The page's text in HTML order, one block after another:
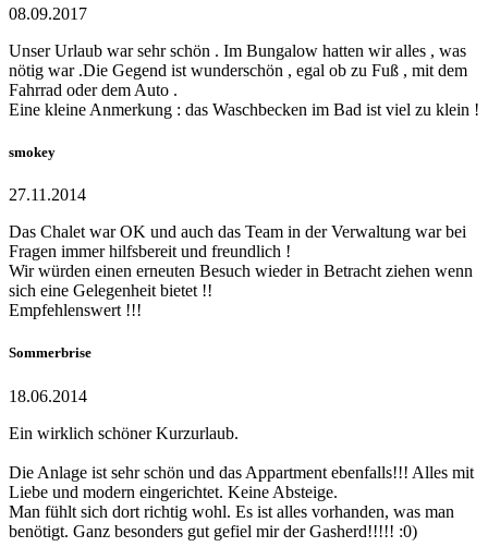
08.09.2017
Unser Urlaub war sehr schön . Im Bungalow hatten wir alles , was
nötig war .Die Gegend ist wunderschön , egal ob zu Fuß , mit dem
Fahrrad oder dem Auto .
Eine kleine Anmerkung : das Waschbecken im Bad ist viel zu klein !
smokey
27.11.2014
Das Chalet war OK und auch das Team in der Verwaltung war bei
Fragen immer hilfsbereit und freundlich !
Wir würden einen erneuten Besuch wieder in Betracht ziehen wenn
sich eine Gelegenheit bietet !!
Empfehlenswert !!!
Sommerbrise
18.06.2014
Ein wirklich schöner Kurzurlaub.
Die Anlage ist sehr schön und das Appartment ebenfalls!!! Alles mit
Liebe und modern eingerichtet. Keine Absteige.
Man fühlt sich dort richtig wohl. Es ist alles vorhanden, was man
benötigt. Ganz besonders gut gefiel mir der Gasherd!!!!! :0)